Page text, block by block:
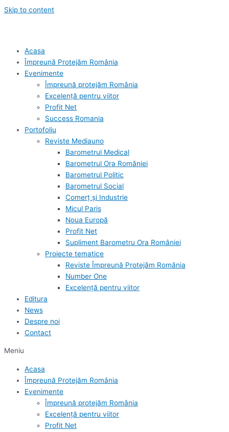
Skip to content
Acasa
Împreună Protejăm România
Evenimente
Împreună protejăm România
Excelență pentru viitor
Profit Net
Success Romania
Portofoliu
Reviste Mediauno
Barometrul Medical
Barometrul Ora României
Barometrul Politic
Barometrul Social
Comerț și Industrie
Micul Paris
Noua Europă
Profit Net
Supliment Barometru Ora României
Proiecte tematice
Reviste Împreună Protejăm România
Number One
Excelență pentru viitor
Editura
News
Despre noi
Contact
Meniu
Acasa
Împreună Protejăm România
Evenimente
Împreună protejăm România
Excelență pentru viitor
Profit Net